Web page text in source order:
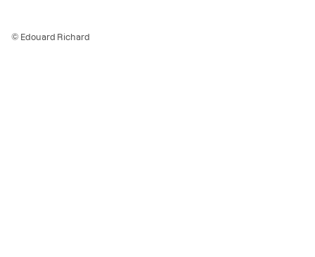
© Edouard Richard